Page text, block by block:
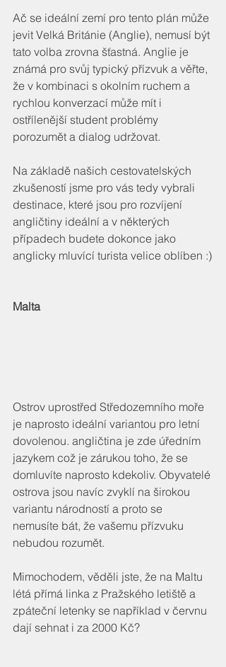
Ač se ideální zemí pro tento plán může
jevit Velká Británie (Anglie), nemusí být
tato volba zrovna šťastná. Anglie je
známá pro svůj typický přízvuk a věřte,
že v kombinaci s okolním ruchem a
rychlou konverzací může mít i
ostřílenější student problémy
porozumět a dialog udržovat.
Na základě našich cestovatelských
zkušeností jsme pro vás tedy vybrali
destinace, které jsou pro rozvíjení
angličtiny ideální a v některých
případech budete dokonce jako
anglicky mluvící turista velice oblíben :)
Malta
Ostrov uprostřed Středozemního moře
je naprosto ideální variantou pro letní
dovolenou. angličtina je zde úředním
jazykem což je zárukou toho, že se
domluvíte naprosto kdekoliv. Obyvatelé
ostrova jsou navíc zvyklí na širokou
variantu národností a proto se
nemusíte bát, že vašemu přízvuku
nebudou rozumět.
Mimochodem, věděli jste, že na Maltu
létá přímá linka z Pražského letiště a
zpáteční letenky se například v červnu
dají sehnat i za 2000 Kč?